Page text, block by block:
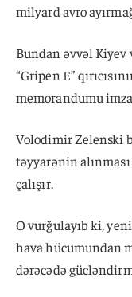
milyard avro
Bundan əvvəl Kiyev
“Gripen E”
memorandumu
Volodimir Zelenski
təyyarənin
çalışır.
O vurğulayıb ki,
hava hücumundan
dərəcədə